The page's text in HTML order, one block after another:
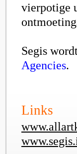
vierpotige
Segis
Agencies.
Links